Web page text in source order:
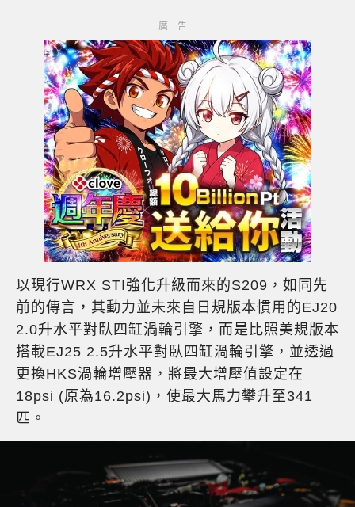
以現行WRX STI強化升級而來的S209，如同先
前的傳言，其動力並未來自日規版本慣用的EJ20
2.0升水平對臥四缸渦輪引擎，而是比照美規版本
搭載EJ25 2.5升水平對臥四缸渦輪引擎，並透過
更換HKS渦輪增壓器，將最大增壓值設定在
18psi (原為16.2psi)，使最大馬力攀升至341
匹。